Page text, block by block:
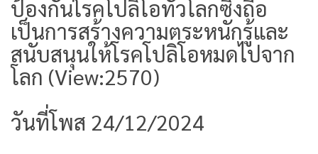
ป้องกันโรคโปลิโอทั่วโลกซึ่งถือ
เป็นการสร้างความตระหนักรู้และ
สนับสนุนให้โรคโปลิโอหมดไปจาก
โลก (View:2570)
วันที่โพส 24/12/2024